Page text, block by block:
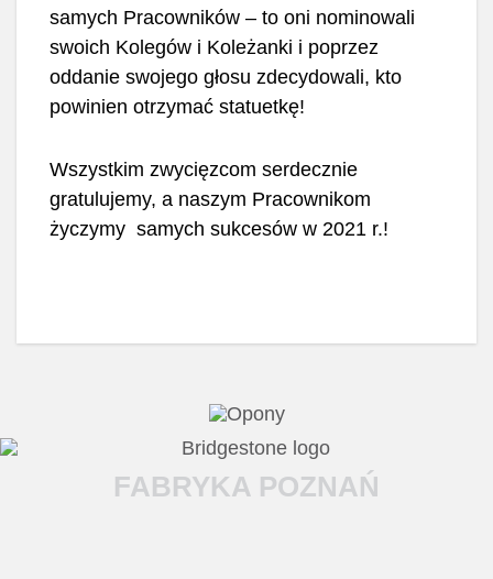
samych Pracowników – to oni nominowali
swoich Kolegów i Koleżanki i poprzez
oddanie swojego głosu zdecydowali, kto
powinien otrzymać statuetkę!
Wszystkim zwycięzcom serdecznie
gratulujemy, a naszym Pracownikom
życzymy samych sukcesów w 2021 r.!
FABRYKA POZNAŃ